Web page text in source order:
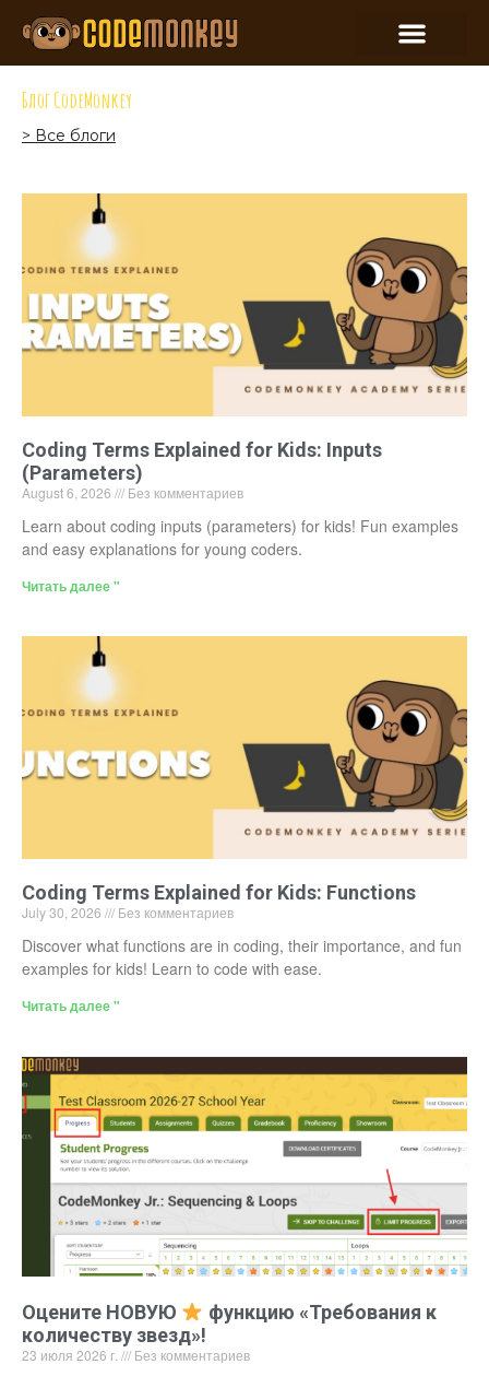
Блог CodeMonkey
> Все блоги
Coding Terms Explained for Kids: Inputs
(Parameters)
August 6, 2026 Без комментариев
Learn about coding inputs (parameters) for kids! Fun examples
and easy explanations for young coders.
Читать далее "
Coding Terms Explained for Kids: Functions
July 30, 2026 Без комментариев
Discover what functions are in coding, their importance, and fun
examples for kids! Learn to code with ease.
Читать далее "
Оцените НОВУЮ
функцию «Требования к
количеству звезд»!
23 июля 2026 г. Без комментариев